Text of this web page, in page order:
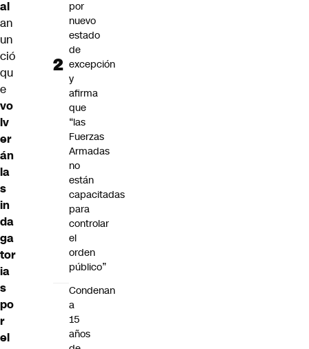
al
an
un
ció
qu
e
vo
lv
er
án
la
s
in
da
ga
tor
ia
s
po
r
el
por
nuevo
estado
de
excepción
y
afirma
que
“las
Fuerzas
Armadas
no
están
capacitadas
para
controlar
el
orden
público”
Condenan
a
15
años